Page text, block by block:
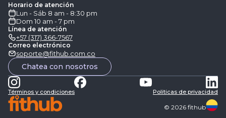
Horario de atención
Lun - Sáb 8 am - 8:30 pm
Dom 10 am - 7 pm
Línea de atención
+57 (317) 366-7567
Correo electrónico
soporte@fithub.com.co
Chatea con nosotros
Términos y condiciones Politicas de privacidad
© 2026 fithub